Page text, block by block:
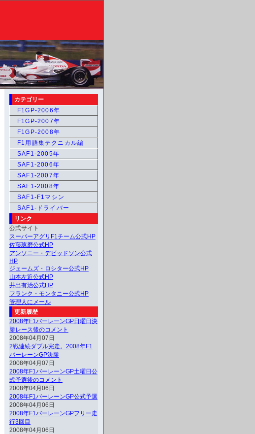
カテゴリー
F1GP-2006年
F1GP-2007年
F1GP-2008年
F1用語集テクニカル編
SAF1-2005年
SAF1-2006年
SAF1-2007年
SAF1-2008年
SAF1-F1マシン
SAF1-ドライバー
リンク
公式サイト
スーパーアグリF1チーム公式HP
佐藤琢磨公式HP
アンソニー・デビッドソン公式
HP
ジェームズ・ロシター公式HP
山本左近公式HP
井出有治公式HP
フランク・モンタニー公式HP
管理人にメール
更新履歴
2008年F1バーレーンGP日曜日決
勝レース後のコメント
2008年04月07日
2戦連続ダブル完走。2008年F1
バーレーンGP決勝
2008年04月07日
2008年F1バーレーンGP土曜日公
式予選後のコメント
2008年04月06日
2008年F1バーレーンGP公式予選
2008年04月06日
2008年F1バーレーンGPフリー走
行3回目
2008年04月06日